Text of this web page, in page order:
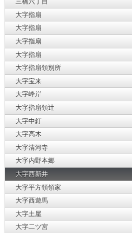
大字指扇
大字指扇
大字指扇
大字指扇
大字指扇領別所
大字宝来
大字峰岸
大字指扇領辻
大字中釘
大字高木
大字清河寺
大字内野本郷
大字西新井
大字平方領領家
大字西遊馬
大字土屋
大字二ツ宮